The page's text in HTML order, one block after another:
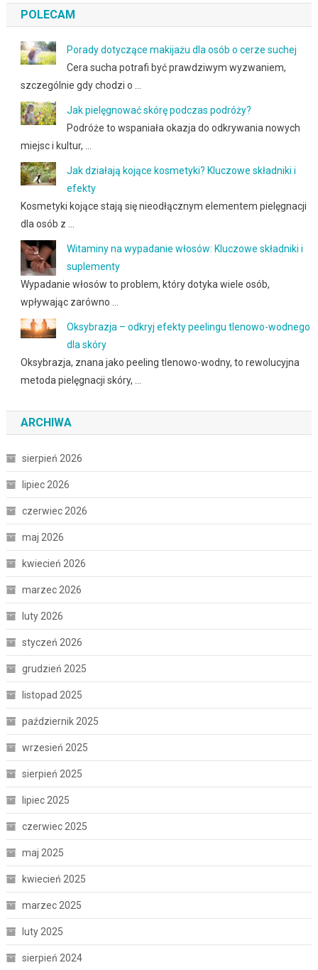
POLECAM
Porady dotyczące makijażu dla osób o cerze suchej
Cera sucha potrafi być prawdziwym wyzwaniem,
szczególnie gdy chodzi o …
Jak pielęgnować skórę podczas podróży?
Podróże to wspaniała okazja do odkrywania nowych
miejsc i kultur, …
Jak działają kojące kosmetyki? Kluczowe składniki i
efekty
Kosmetyki kojące stają się nieodłącznym elementem pielęgnacji
dla osób z …
Witaminy na wypadanie włosów: Kluczowe składniki i
suplementy
Wypadanie włosów to problem, który dotyka wiele osób,
wpływając zarówno …
Oksybrazja – odkryj efekty peelingu tlenowo-wodnego
dla skóry
Oksybrazja, znana jako peeling tlenowo-wodny, to rewolucyjna
metoda pielęgnacji skóry, …
ARCHIWA
sierpień 2026
lipiec 2026
czerwiec 2026
maj 2026
kwiecień 2026
marzec 2026
luty 2026
styczeń 2026
grudzień 2025
listopad 2025
październik 2025
wrzesień 2025
sierpień 2025
lipiec 2025
czerwiec 2025
maj 2025
kwiecień 2025
marzec 2025
luty 2025
sierpień 2024